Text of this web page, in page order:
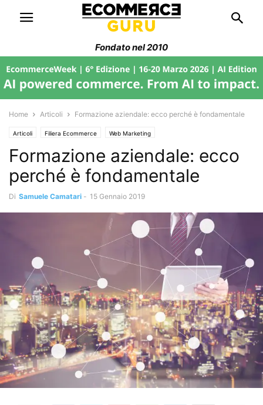
Fondato nel 2010
Home Articoli Formazione aziendale: ecco perché è fondamentale
Articoli Filiera Ecommerce Web Marketing
Formazione aziendale: ecco
perché è fondamentale
Di Samuele Camatari - 15 Gennaio 2019